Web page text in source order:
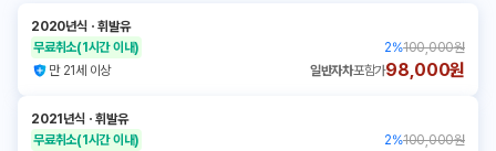
2020년식 ㆍ휘발유
무료취소(1시간 이내) 2%100,000원
만 21세 이상
일반자차포함가98,000원
2021년식 ㆍ휘발유
무료취소(1시간 이내) 2%100,000원